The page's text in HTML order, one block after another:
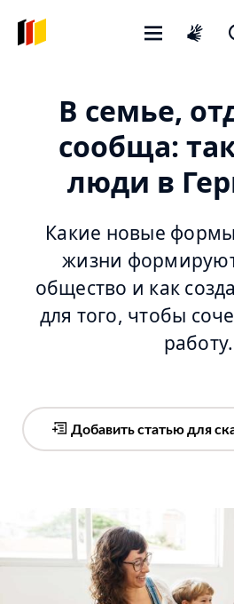
В семье,
сообща:
люди в
Какие новые
жизни
общество и как
для того, чтобы
работу.
Добавить статью для